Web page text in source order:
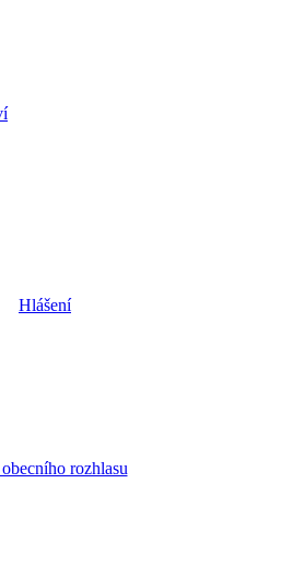
rozhlasu